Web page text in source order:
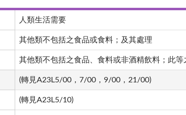
人類生活需要
其他類不包括之食品或食料；及其處理
其他類不包括之食品、食料或非酒精飲料；此
(轉見A23L5/00，7/00，9/00，21/00)
(轉見A23L5/10)